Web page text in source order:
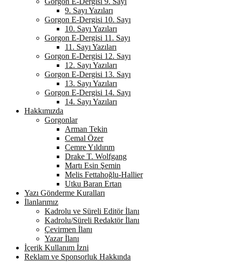
9. Sayı Yazıları
Gorgon E-Dergisi 10. Sayı
10. Sayı Yazıları
Gorgon E-Dergisi 11. Sayı
11. Sayı Yazıları
Gorgon E-Dergisi 12. Sayı
12. Sayı Yazıları
Gorgon E-Dergisi 13. Sayı
13. Sayı Yazıları
Gorgon E-Dergisi 14. Sayı
14. Sayı Yazıları
Hakkımızda
Gorgonlar
Arman Tekin
Cemal Özer
Cemre Yıldırım
Drake T. Wolfgang
Martı Esin Şemin
Melis Fettahoğlu-Hallier
Utku Baran Ertan
Yazı Gönderme Kuralları
İlanlarımız
Kadrolu ve Süreli Editör İlanı
Kadrolu/Süreli Redaktör İlanı
Çevirmen İlanı
Yazar İlanı
İçerik Kullanım İzni
Reklam ve Sponsorluk Hakkında